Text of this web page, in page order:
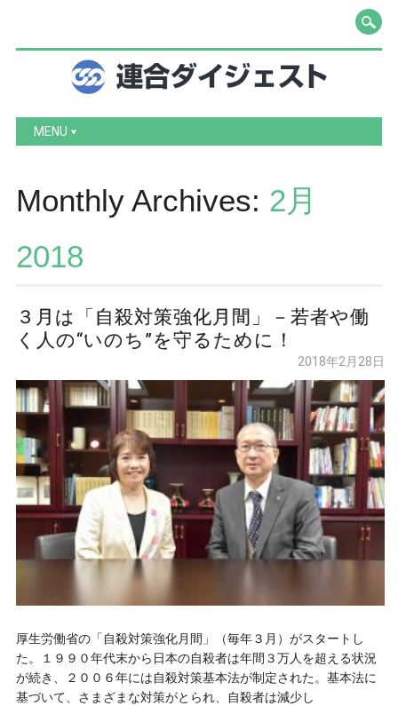
Main menu
Skip to content
MENU
Monthly Archives: 2月
2018
３月は「自殺対策強化月間」－若者や働
く人の“いのち”を守るために！
2018年2月28日
厚生労働省の「自殺対策強化月間」（毎年３月）がスタートし
た。１９９０年代末から日本の自殺者は年間３万人を超える状況
が続き、２００６年には自殺対策基本法が制定された。基本法に
基づいて、さまざまな対策がとられ、自殺者は減少し